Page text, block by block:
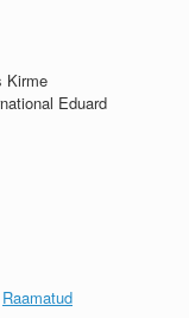
Kirme
Eduard
Raamatud